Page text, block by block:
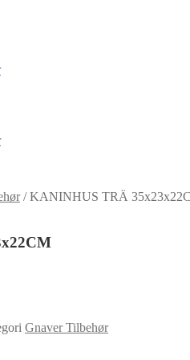
/KANINHUS TRÄ
Gnaver Tilbehør